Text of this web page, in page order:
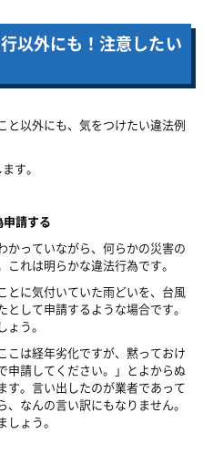
以外にも！注意したい
と以外にも、気をつけたい違法例
す。
請する
かっていながら、何らかの災害の
れは明らかな違法行為です。
とに気付いていた雨どいを、台風
して申請するような場合です。
う。
こは経年劣化ですが、黙っておけ
申請してください。」とよからぬ
す。言い出したのが業者であって
なんの言い訳にもなりません。
ょう。